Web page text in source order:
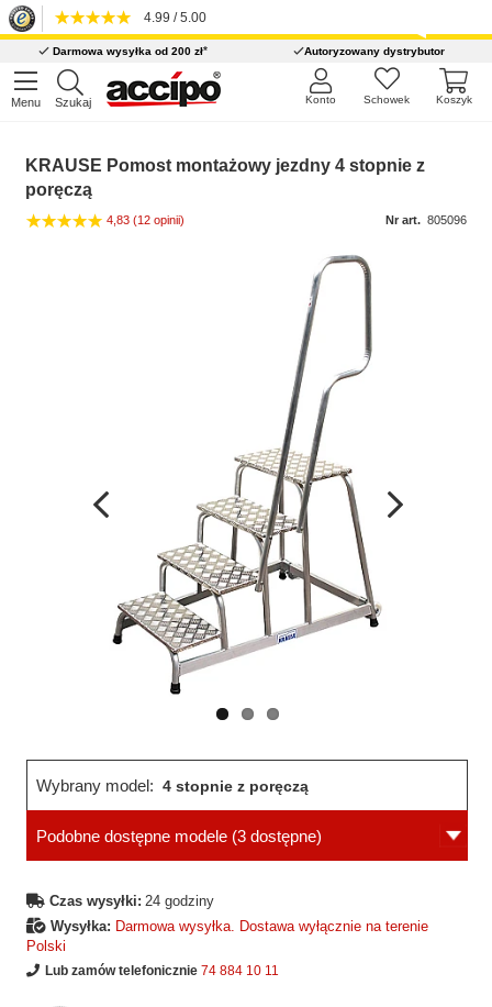
4.99 / 5.00
Darmowa wysyłka od 200 zł* Autoryzowany dystrybutor
Menu Szukaj Koszyk
Schowek
Konto
KRAUSE Pomost montażowy jezdny 4 stopnie z
poręczą
4,83 (12 opinii) Nr art. 805096
Wcześniejsza
Wybrany model: 4 stopnie z poręczą
Podobne dostępne modele (3 dostępne)
Czas wysyłki: 24 godziny
Wysyłka: Darmowa wysyłka. Dostawa wyłącznie na terenie
Polski
Lub zamów telefonicznie 74 884 10 11